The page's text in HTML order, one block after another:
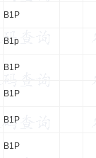
B1P
B1p
B1P
B1P
B1P
B1P